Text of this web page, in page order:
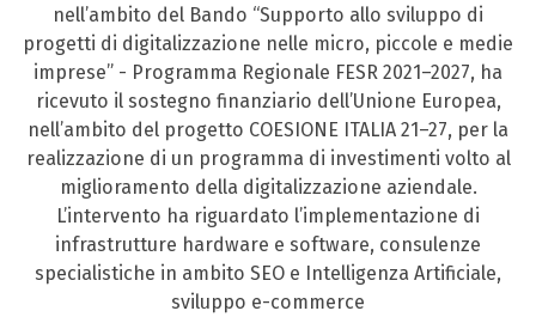
nell’ambito del Bando “Supporto allo sviluppo di
progetti di digitalizzazione nelle micro, piccole e medie
imprese” - Programma Regionale FESR 2021–2027, ha
ricevuto il sostegno finanziario dell’Unione Europea,
nell’ambito del progetto COESIONE ITALIA 21–27, per la
realizzazione di un programma di investimenti volto al
miglioramento della digitalizzazione aziendale.
L’intervento ha riguardato l’implementazione di
infrastrutture hardware e software, consulenze
specialistiche in ambito SEO e Intelligenza Artificiale,
sviluppo e-commerce